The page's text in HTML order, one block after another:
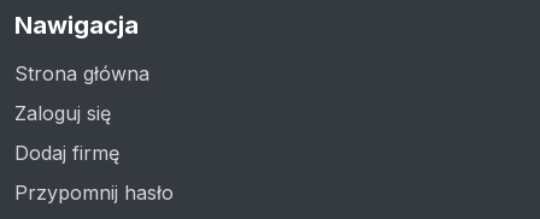
Nawigacja
Strona główna
Zaloguj się
Dodaj firmę
Przypomnij hasło